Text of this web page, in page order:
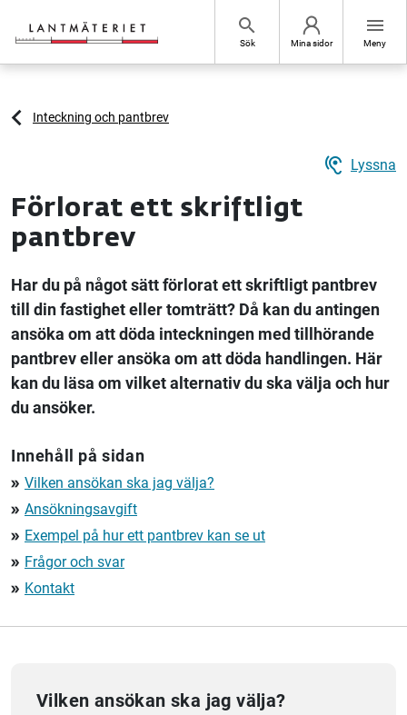
search
Sök Mina sidor
menu
Meny
Inteckning och pantbrev
hearing Lyssna
Förlorat ett skriftligt
pantbrev
Har du på något sätt förlorat ett skriftligt pantbrev
till din fastighet eller tomträtt? Då kan du antingen
ansöka om att döda inteckningen med tillhörande
pantbrev eller ansöka om att döda handlingen. Här
kan du läsa om vilket alternativ du ska välja och hur
du ansöker.
Innehåll på sidan
double_arrow Vilken ansökan ska jag välja?
double_arrow Ansökningsavgift
double_arrow Exempel på hur ett pantbrev kan se ut
double_arrow Frågor och svar
double_arrow Kontakt
Vilken ansökan ska jag välja?